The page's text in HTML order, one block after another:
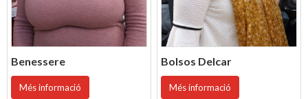
Benessere
Més informació
Bolsos Delcar
Més informació